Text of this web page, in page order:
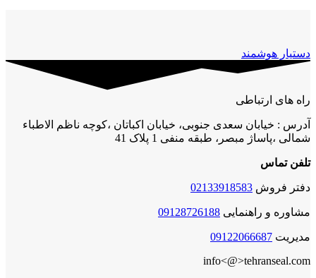
دستیار هوشمند
راه های ارتباطی
آدرس : خیابان سعدی جنوبی، خیابان اکباتان ،کوچه ناظم الاطباء
شمالی ،پاساژ مبصر، طبقه منفی 1 پلاک 41
تلفن تماس
دفتر فروش 02133918583
مشاوره و راهنمایی 09128726188
مدیریت 09122066687
info<@>tehranseal.com